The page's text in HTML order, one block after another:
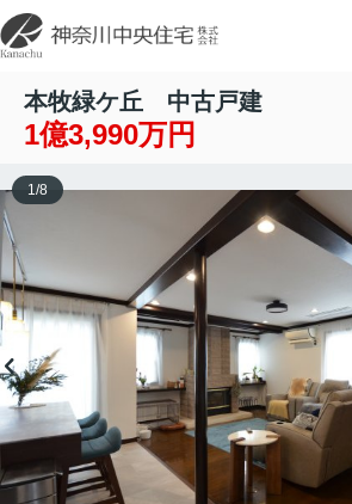
本牧緑ケ丘 中古戸建
1億3,990万円
1 /8